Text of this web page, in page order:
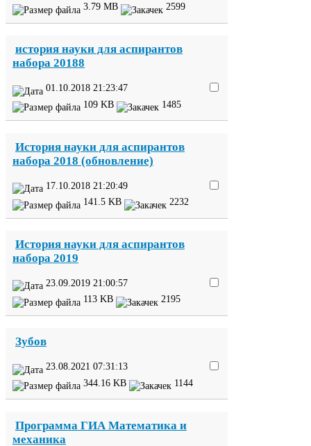
3.79 MB 2599
история науки для аспирантов
набора 20188
01.10.2018 21:23:47
109 KB 1485
История науки для аспирантов
набора 2018 (обновление)
17 10 2018 21:20:49
141 5 KB 2232
История науки для аспирантов
набора 2019
23 09 2019 21:00:57
113 KB 2195
Зубов
23.08.2021 07:31:13
344 16 KB 1144
Программа ГИА Математика и
механика